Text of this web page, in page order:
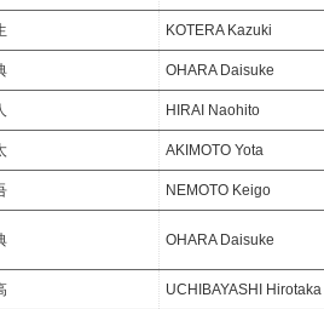
KOTERA Kazuki
OHARA Daisuke
HIRAI Naohito
AKIMOTO Yota
NEMOTO Keigo
OHARA Daisuke
UCHIBAYASHI Hirotaka